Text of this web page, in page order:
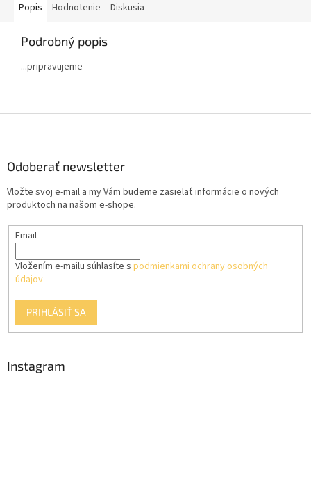
Popis Hodnotenie Diskusia
Podrobný popis
...pripravujeme
Odoberať newsletter
Vložte svoj e-mail a my Vám budeme zasielať informácie o nových
produktoch na našom e-shope.
Email
Vložením e-mailu súhlasíte s podmienkami ochrany osobných
údajov
PRIHLÁSIŤ SA
Instagram